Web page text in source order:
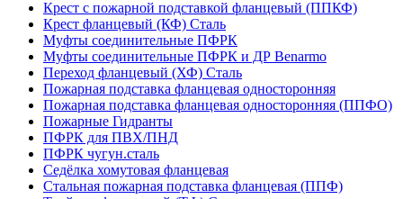
Крест с пожарной подставкой фланцевый (ППКФ)
Крест фланцевый (КФ) Сталь
Муфты соединительные ПФРК
Муфты соединительные ПФРК и ДР Benarmo
Переход фланцевый (ХФ) Сталь
Пожарная подставка фланцевая односторонняя
Пожарная подставка фланцевая односторонняя (ППФО)
Пожарные Гидранты
ПФРК для ПВХ/ПНД
ПФРК чугун.сталь
Седёлка хомутовая фланцевая
Стальная пожарная подставка фланцевая (ППФ)